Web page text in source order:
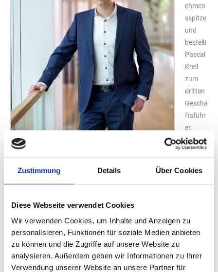
Zustimmung Details Über Cookies
Diese Webseite verwendet Cookies
Wir verwenden Cookies, um Inhalte und Anzeigen zu
personalisieren, Funktionen für soziale Medien anbieten
zu können und die Zugriffe auf unsere Website zu
analysieren. Außerdem geben wir Informationen zu Ihrer
Verwendung unserer Website an unsere Partner für
Pascal Kreil ist neuer Geschäftsführer bei Allguth
ehmen
sspitze
und
bestellt
Pascal
Kreil
zum
dritten
Geschä
ftsführ
er.
Neben
den
ftsführ
Michae
l und Christian Amberger wird Pascal Kreil die weitere
Entwicklung des familiengeführten Unternehmens mit Sitz in
Gräfelfing bei München vorantreiben. Pascal Kreil behält seine